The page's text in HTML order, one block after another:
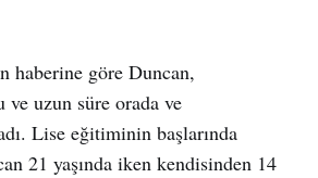
haberine göre Duncan,
ve uzun süre orada ve
Lise eğitiminin başlarında
21 yaşında iken kendisinden 14